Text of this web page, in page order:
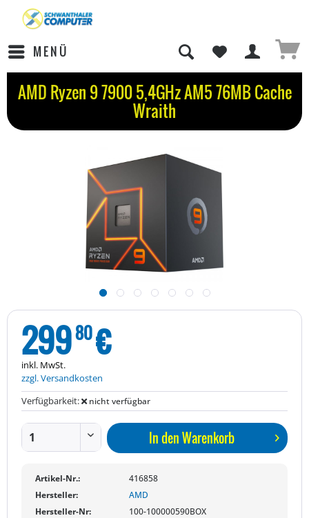
MENÜ
AMD Ryzen 9 7900 5,4GHz AM5 76MB Cache
Wraith
29980€
inkl. MwSt.
zzgl. Versandkosten
Verfügbarkeit:
nicht verfügbar
In denWarenkorb
Artikel-Nr.:
416858
Hersteller:
AMD
Hersteller-Nr:
100-100000590BOX